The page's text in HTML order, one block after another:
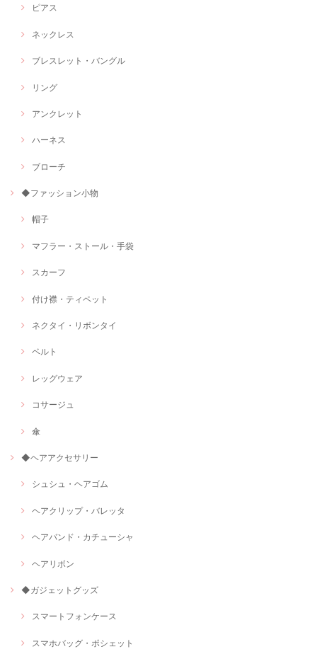
ピアス
ネックレス
ブレスレット・バングル
リング
アンクレット
ハーネス
ブローチ
◆ファッション小物
帽子
マフラー・ストール・手袋
スカーフ
付け襟・ティペット
ネクタイ・リボンタイ
ベルト
レッグウェア
コサージュ
傘
◆ヘアアクセサリー
シュシュ・ヘアゴム
ヘアクリップ・バレッタ
ヘアバンド・カチューシャ
ヘアリボン
◆ガジェットグッズ
スマートフォンケース
スマホバッグ・ポシェット